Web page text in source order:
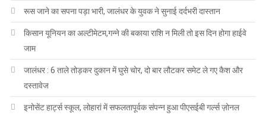
रूस जाने का सपना पड़ा भारी, जालंधर के युवक ने सुनाई दर्दभरी दास्तान
किसान यूनियन का अल्टीमेटम,गन्ने की बकाया राशि न मिली तो इस दिन होगा हाईवे
जाम
जालंधर : 6 ताले तोड़कर दुकान में घुसे चोर, दो बार लौटकर समेट ले गए कैश और
दस्तावेज
इनोसेंट हार्ट्स स्कूल, लोहारां में सफलतापूर्वक संपन्न हुआ पीएसईबी गर्ल्स ज़ोनल